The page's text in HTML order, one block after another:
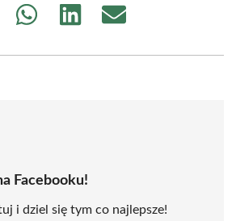
Share
Share
Share
Facebooku!
i dziel się tym co najlepsze!